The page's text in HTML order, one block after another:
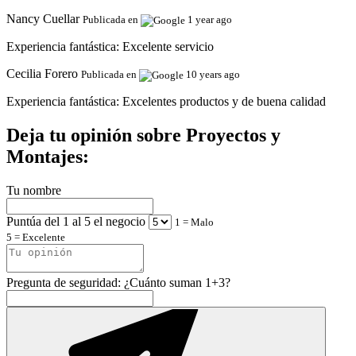
Nancy Cuellar Publicada en 1 year ago
Experiencia fantástica: Excelente servicio
Cecilia Forero Publicada en 10 years ago
Experiencia fantástica: Excelentes productos y de buena calidad
Deja tu opinión sobre Proyectos y
Montajes:
Tu nombre
Puntúa del 1 al 5 el negocio
1 = Malo
5 = Excelente
Pregunta de seguridad: ¿Cuánto suman 1+3?